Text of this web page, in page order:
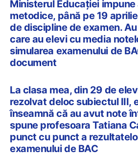
Ministerul Educației
metodice, până pe 19
de discipline de examen.
care au elevi cu media
simularea examenului de
document
La clasa mea, din 29 de
rezolvat deloc subiectul III,
înseamnă că au avut note
spune profesoara Tatiana
punct cu punct a
examenului de BAC